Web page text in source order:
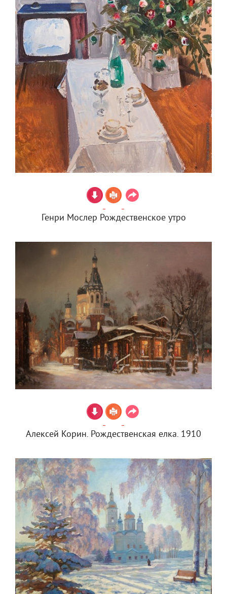
Генри Мослер Рождественское утро
Алексей Корин. Рождественская елка. 1910